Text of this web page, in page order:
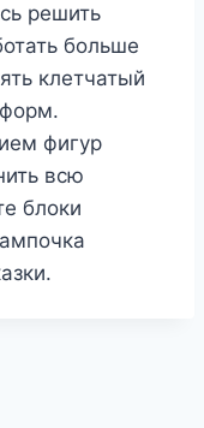
решить
больше
клетчатый
фигур
всю
блоки